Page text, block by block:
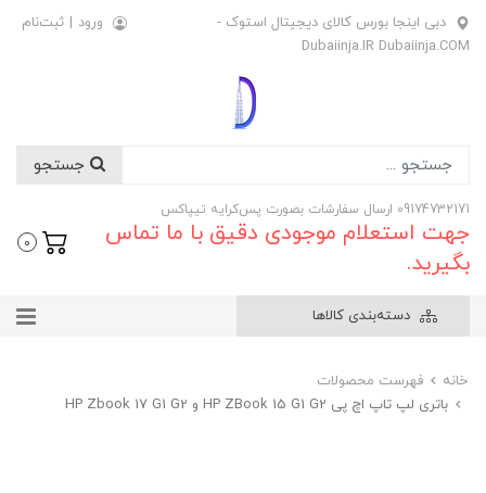
دبی اینجا بورس کالای دیجیتال استوک -
Dubaiinja.IR Dubaiinja.COM
ورود | ثبت‌نام
09174732171 ارسال سفارشات بصورت پس‌کرایه تیپاکس
جهت استعلام موجودی دقیق با ما تماس
بگیرید.
0
دسته‌بندی کالاها
خانه
فهرست محصولات
باتری لپ تاپ اچ پی HP ZBook 15 G1 G2 و HP Zbook 17 G1 G2